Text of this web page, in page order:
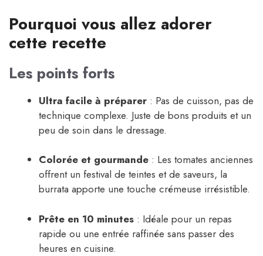
Pourquoi vous allez adorer
cette recette
Les points forts
Ultra facile à préparer : Pas de cuisson, pas de
technique complexe. Juste de bons produits et un
peu de soin dans le dressage.
Colorée et gourmande : Les tomates anciennes
offrent un festival de teintes et de saveurs, la
burrata apporte une touche crémeuse irrésistible.
Prête en 10 minutes : Idéale pour un repas
rapide ou une entrée raffinée sans passer des
heures en cuisine.